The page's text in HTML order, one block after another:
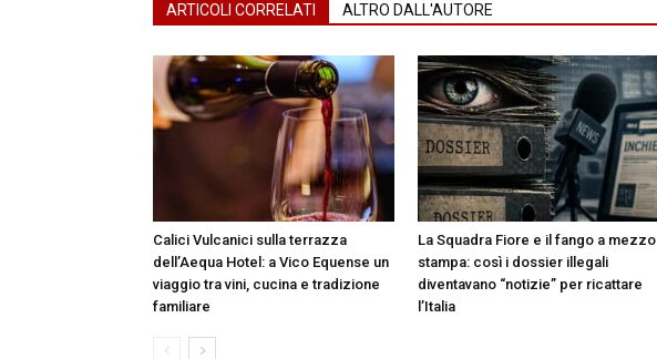
ARTICOLI CORRELATI ALTRO DALL'AUTORE
Calici Vulcanici sulla terrazza
dell’Aequa Hotel: a Vico Equense un
viaggio tra vini, cucina e tradizione
familiare
La Squadra Fiore e il fango a mezzo
stampa: così i dossier illegali
diventavano “notizie” per ricattare
l’Italia